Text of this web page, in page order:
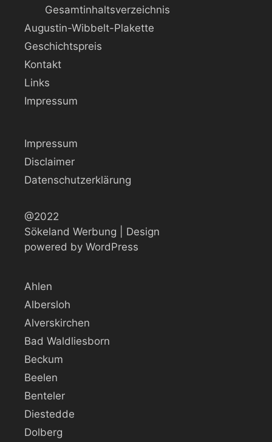
Gesamtinhaltsverzeichnis
Augustin-Wibbelt-Plakette
Geschichtspreis
Kontakt
Links
Impressum
Impressum
Disclaimer
Datenschutzerklärung
@2022
Sökeland Werbung | Design
powered by WordPress
Ahlen
Albersloh
Alverskirchen
Bad Waldliesborn
Beckum
Beelen
Benteler
Diestedde
Dolberg